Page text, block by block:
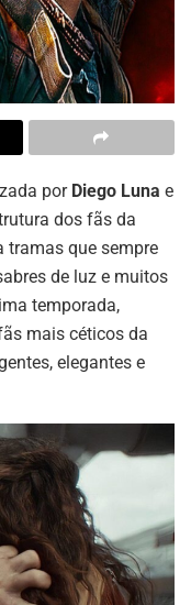
por Diego Luna e
dos fãs da
tramas que sempre
de luz e muitos
temporada,
mais céticos da
elegantes e